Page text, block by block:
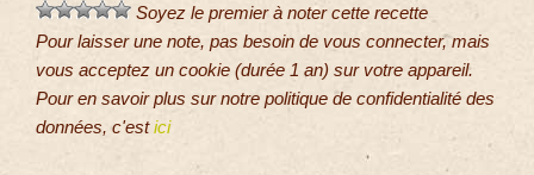
Soyez le premier à noter cette recette
Pour laisser une note, pas besoin de vous connecter, mais
vous acceptez un cookie (durée 1 an) sur votre appareil.
Pour en savoir plus sur notre politique de confidentialité des
données, c'estici